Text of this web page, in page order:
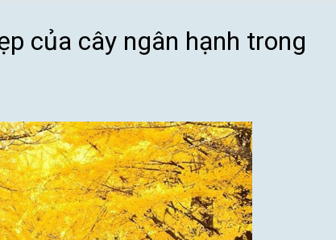
của cây ngân hạnh trong